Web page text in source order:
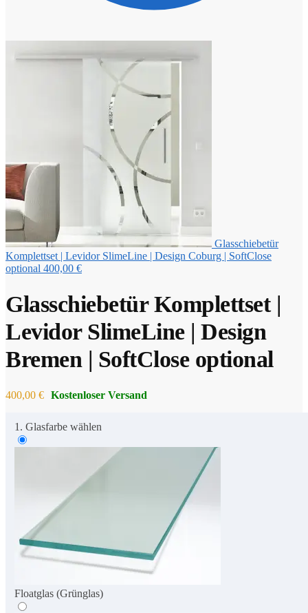
Glasschiebetür
Komplettset | Levidor SlimeLine | Design Coburg | SoftClose
optional 400,00 €
Glasschiebetür Komplettset |
Levidor SlimeLine | Design
Bremen | SoftClose optional
400,00 €
1. Glasfarbe wählen
Floatglas (Grünglas)